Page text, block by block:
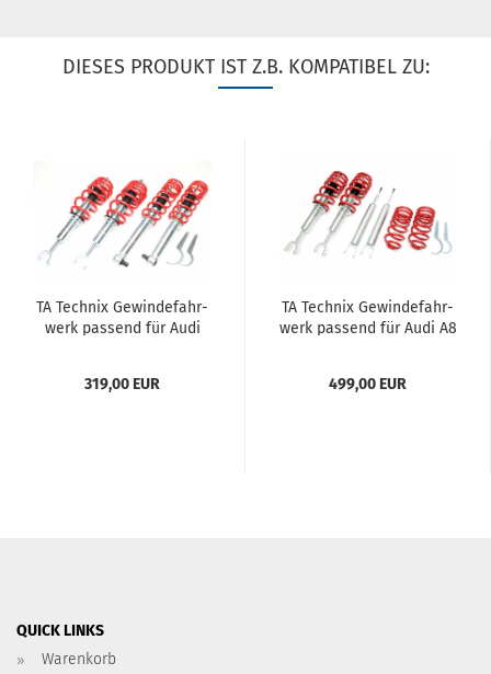
DIESES PRODUKT IST Z.B. KOMPATIBEL ZU:
TA Tech­nix Ge­win­de­fahr­
werk pas­send für Audi
319,00 EUR
TA Tech­nix Ge­win­de­fahr­
werk pas­send für Audi A8
499,00 EUR
QUICK LINKS
Warenkorb